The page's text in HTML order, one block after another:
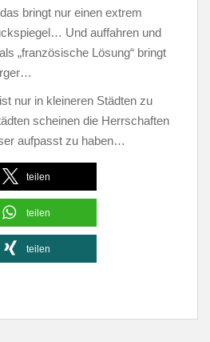
bringt nur einen extrem
Und auffahren und
„französische Lösung“ bringt
nur in kleineren Städten zu
scheinen die Herrschaften
aufpasst zu haben…
teilen
teilen
teilen